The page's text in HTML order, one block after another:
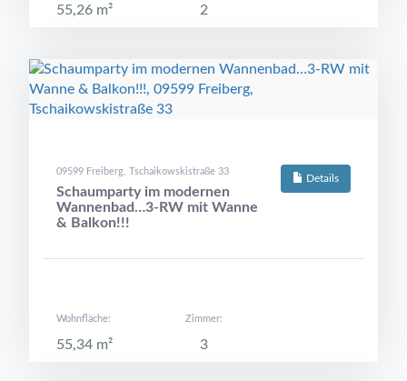
55,26 m² 2
Details
09599 Freiberg, Tschaikowskistraße 33
Schaumparty im modernen
Wannenbad…3-RW mit Wanne
& Balkon!!!
Wohnfläche:
55,34 m²
Zimmer:
3